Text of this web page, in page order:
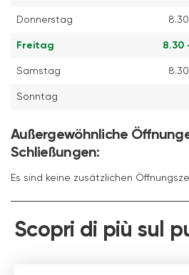
Donnerstag
Freitag 8.30
Samstag
Sonntag
Außergewöhnliche
Schließungen:
Es sind keine zusätzlichen
Scopri di più sul